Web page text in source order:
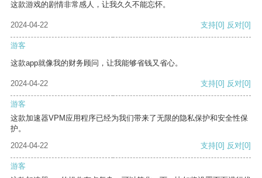
这款游戏的剧情非常感人，让我久久不能忘怀。
2024-04-22 支持[0] 反对[0]
游客
这款app就像我的财务顾问，让我能够省钱又省心。
2024-04-22 支持[0] 反对[0]
游客
这款加速器VPM应用程序已经为我们带来了无限的隐私保护和安全性保
护。
2024-04-22
支持[0] 反对[0]
游客